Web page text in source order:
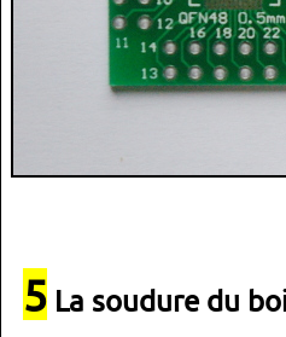
5 La soudure du